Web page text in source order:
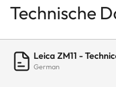
Technische
Leica ZM11 -
German